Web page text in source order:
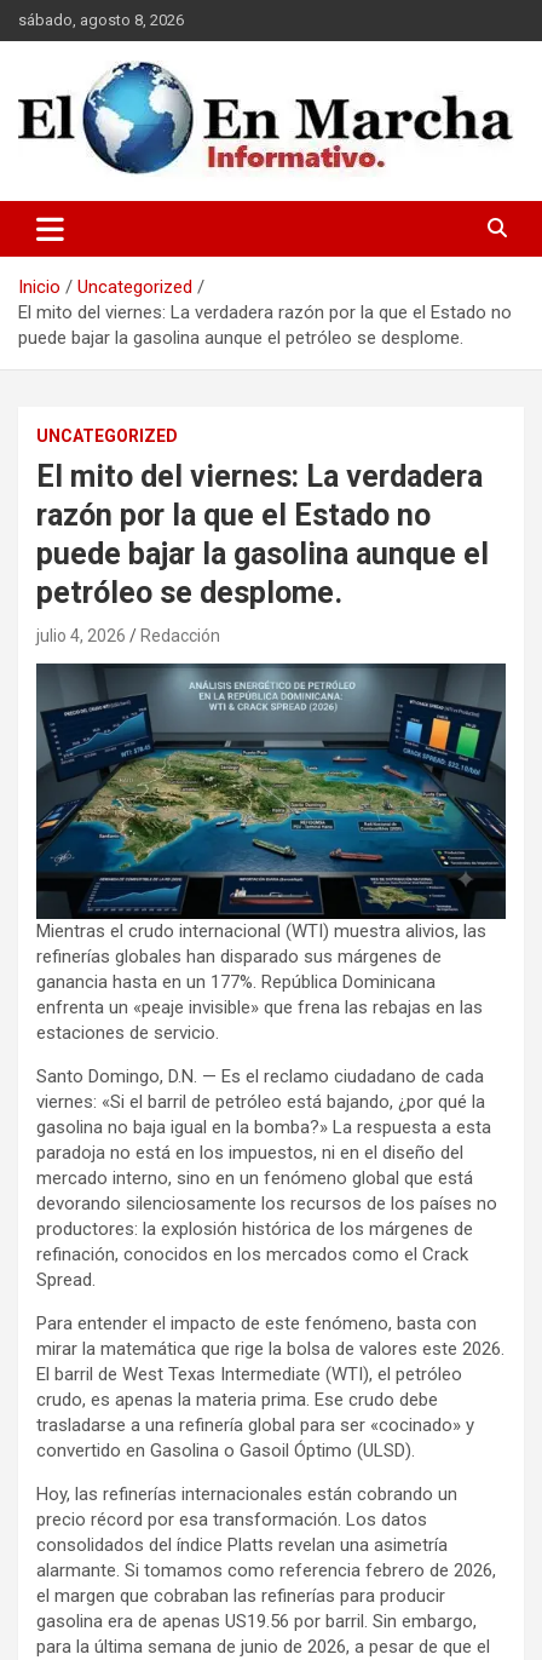
Saltar
al
sábado, agosto 8, 2026
elmundoenmarcha.net
Inicio
Uncategorized
El mito del viernes: La verdadera razón por la que el Estado no
puede bajar la gasolina aunque el petróleo se desplome.
UNCATEGORIZED
El mito del viernes: La verdadera
razón por la que el Estado no
puede bajar la gasolina aunque el
petróleo se desplome.
julio 4, 2026 Redacción
Mientras el crudo internacional (WTI) muestra alivios, las
refinerías globales han disparado sus márgenes de
ganancia hasta en un 177%. República Dominicana
enfrenta un «peaje invisible» que frena las rebajas en las
estaciones de servicio.
Santo Domingo, D.N. — Es el reclamo ciudadano de cada
viernes: «Si el barril de petróleo está bajando, ¿por qué la
gasolina no baja igual en la bomba?» La respuesta a esta
paradoja no está en los impuestos, ni en el diseño del
mercado interno, sino en un fenómeno global que está
devorando silenciosamente los recursos de los países no
productores: la explosión histórica de los márgenes de
refinación, conocidos en los mercados como el Crack
Spread.
Para entender el impacto de este fenómeno, basta con
mirar la matemática que rige la bolsa de valores este 2026.
El barril de West Texas Intermediate (WTI), el petróleo
crudo, es apenas la materia prima. Ese crudo debe
trasladarse a una refinería global para ser «cocinado» y
convertido en Gasolina o Gasoil Óptimo (ULSD).
Hoy, las refinerías internacionales están cobrando un
precio récord por esa transformación. Los datos
consolidados del índice Platts revelan una asimetría
alarmante. Si tomamos como referencia febrero de 2026,
el margen que cobraban las refinerías para producir
gasolina era de apenas US19.56 por barril. Sin embargo,
para la última semana de junio de 2026, a pesar de que el